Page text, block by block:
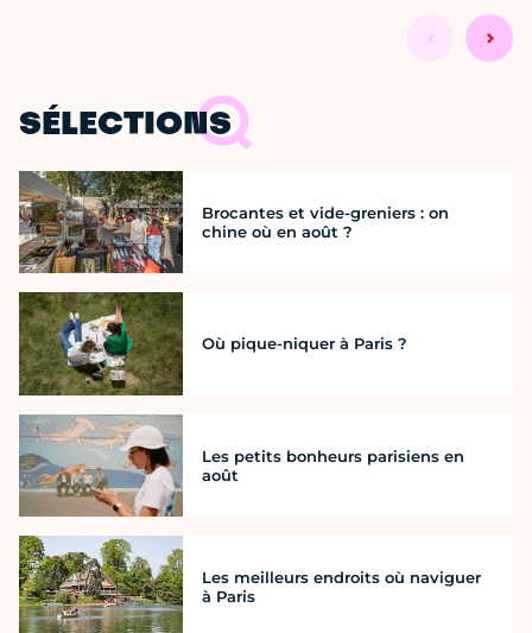
SÉLECTIONS
Brocantes et vide-greniers : on
chine où en août ?
Où pique-niquer à Paris ?
Les petits bonheurs parisiens en
août
Les meilleurs endroits où naviguer
à Paris